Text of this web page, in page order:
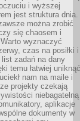
i wyższej
jest struktura dnia.
można zrobić
się chaosem i
wyznaczyć
czas na posiłki i
zadań na dany
temu łatwiej uniknąć
nam na maile i
projekty czekają
niebagatelną
aplikacje
dokumenty w